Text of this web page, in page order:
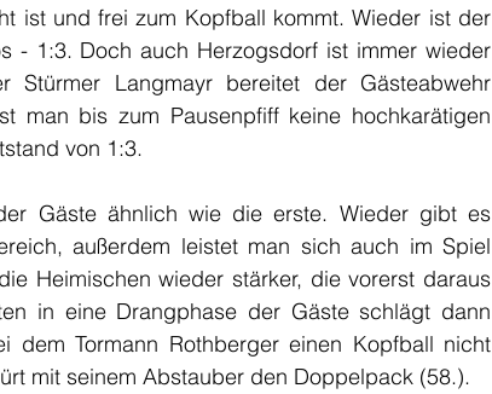
ist und frei zum Kopfball kommt. Wieder ist der
- 1:3. Doch auch Herzogsdorf ist immer wieder
Stürmer Langmayr bereitet der Gästeabwehr
man bis zum Pausenpfiff keine hochkarätigen
von 1:3.
Gäste ähnlich wie die erste. Wieder gibt es
außerdem leistet man sich auch im Spiel
Heimischen wieder stärker, die vorerst daraus
in eine Drangphase der Gäste schlägt dann
Tormann Rothberger einen Kopfball nicht
mit seinem Abstauber den Doppelpack (58.).